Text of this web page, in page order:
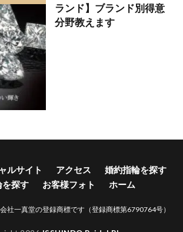
ランド】ブランド別得意
分野教えます
ルサイト アクセス
婚約指輪を探す
を探す
お客様フォト ホーム
会社一真堂の登録商標です（登録商標第6790764号）